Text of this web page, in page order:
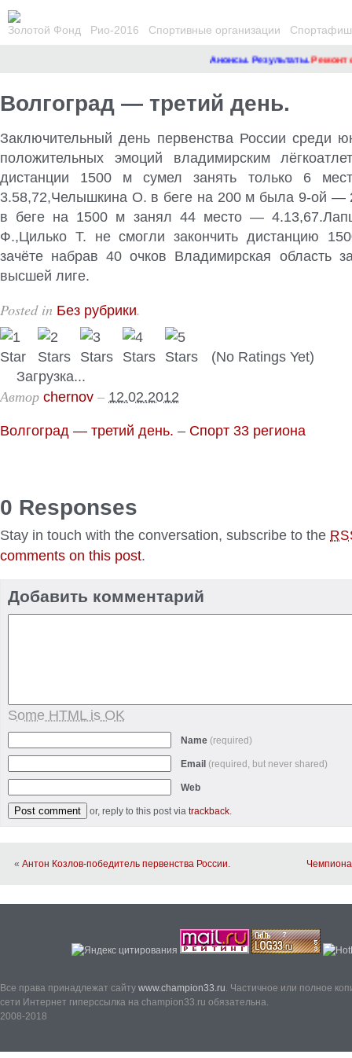
Золотой Фонд Рио-2016 Спортивные организации
Анонсы. Результаты.Ремонт
Волгоград — третий день.
Заключительный день первенства России среди
положительных эмоций владимирским
дистанции 1500 м сумел занять только 6
3.58,72,Челышкина О. в беге на 200 м была 9-ой —
в беге на 1500 м занял 44 место —
Ф.,Цилько Т. не смогли закончить дистанцию
зачёте набрав 40 очков Владимирская область
высшей лиге.
Posted in Без рубрики.
(No Ratings Yet)
Загрузка...
Автор chernov – 12.02.2012
Волгоград — третий день. – Спорт 33 региона
0 Responses
Stay in touch with the conversation, subscribe to the
comments on this post.
Добавить комментарий
Some HTML is OK
Name (required)
Email (required, but never shared)
Web
or, reply to this post via trackback.
« Антон Козлов-победитель первенства России.
Все права принадлежат сайту www.champion33.ru. Частичное или полное
сети Интернет гиперссылка на champion33.ru обязательна.
2008-2018